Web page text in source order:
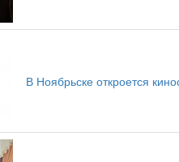
В Ноябрьске откроется